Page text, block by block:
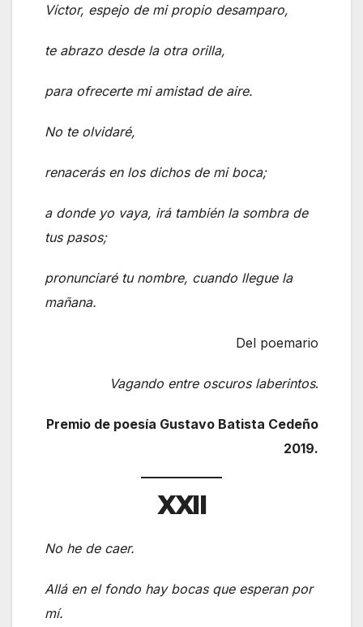
Víctor, espejo de mi propio desamparo,
te abrazo desde la otra orilla,
para ofrecerte mi amistad de aire.
No te olvidaré,
renacerás en los dichos de mi boca;
a donde yo vaya, irá también la sombra de
tus pasos;
pronunciaré tu nombre, cuando llegue la
mañana.
Del poemario
Vagando entre oscuros laberintos.
Premio de poesía Gustavo Batista Cedeño
2019.
XXII
No he de caer.
Allá en el fondo hay bocas que esperan por
mí.